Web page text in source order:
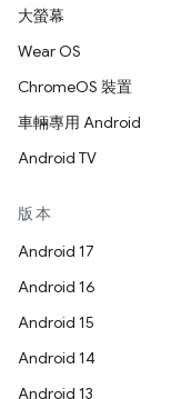
大螢幕
Wear OS
ChromeOS 裝置
車輛專用 Android
Android TV
版本
Android 17
Android 16
Android 15
Android 14
Android 13